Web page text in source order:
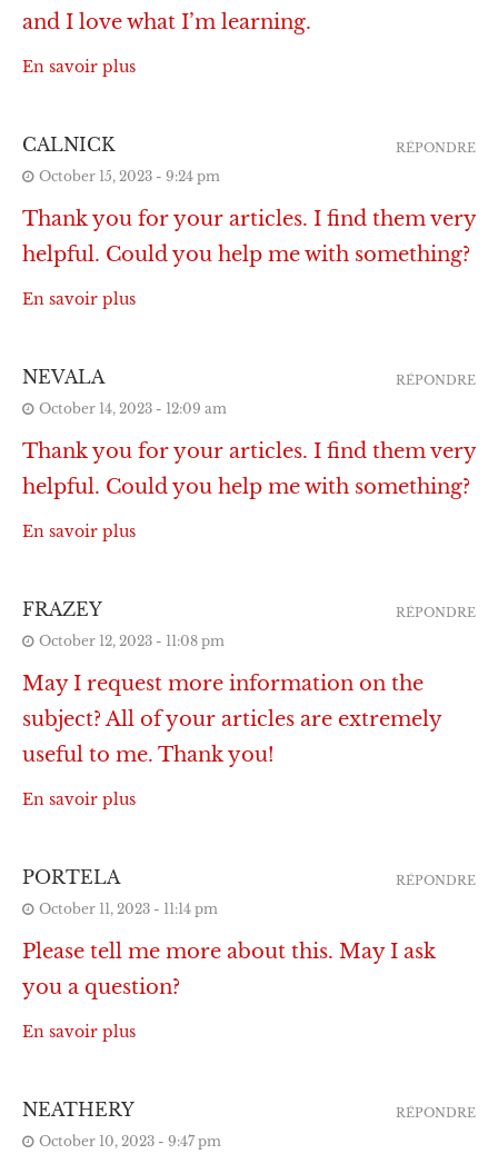
and I love what I’m learning.
En savoir plus
CALNICK
October 15, 2023 - 9:24 pm
Thank you for your articles. I find them very
helpful. Could you help me with something?
En savoir plus
RÉPONDRE
NEVALA
October 14, 2023 - 12:09 am
Thank you for your articles. I find them very
helpful. Could you help me with something?
En savoir plus
RÉPONDRE
FRAZEY
October 12, 2023 - 11:08 pm
May I request more information on the
subject? All of your articles are extremely
useful to me. Thank you!
En savoir plus
RÉPONDRE
PORTELA
October 11, 2023 - 11:14 pm
Please tell me more about this. May I ask
you a question?
En savoir plus
RÉPONDRE
NEATHERY
October 10, 2023 - 9:47 pm
RÉPONDRE